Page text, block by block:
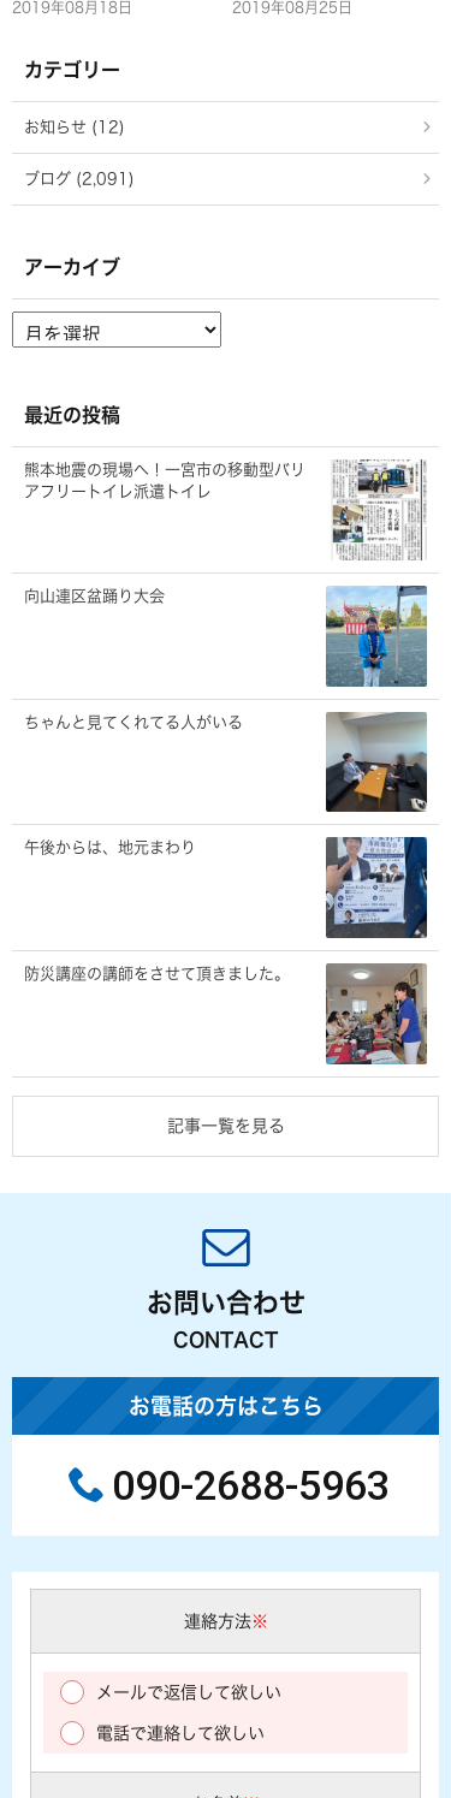
2019年08月18日 2019年08月25日
カテゴリー
お知らせ (12)
ブログ (2,091)
アーカイブ
ー
ブ
最近の投稿
熊本地震の現場へ！一宮市の移動型バリ
アフリートイレ派遣トイレ
向山連区盆踊り大会
ちゃんと見てくれてる人がいる
午後からは、地元まわり
防災講座の講師をさせて頂きました。
記事一覧を見る
お問い合わせ
CONTACT
お電話の方はこちら
090-2688-5963
連絡方法※
メールで返信して欲しい
電話で連絡して欲しい